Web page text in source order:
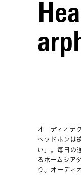
オーディオテ
ヘッドホンは
い」。毎日の
るホームシア
り。オーディ